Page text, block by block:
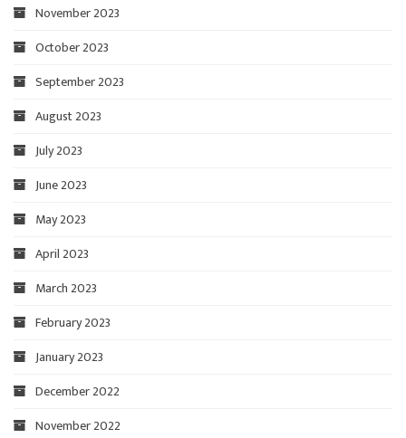
November 2023
October 2023
September 2023
August 2023
July 2023
June 2023
May 2023
April 2023
March 2023
February 2023
January 2023
December 2022
November 2022